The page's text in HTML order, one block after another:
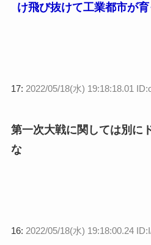
け飛び抜けて工業都市が
17: 2022/05/18(水) 19:18:18.01
第一次大戦に関しては別に
な
16: 2022/05/18(水) 19:18:00.24